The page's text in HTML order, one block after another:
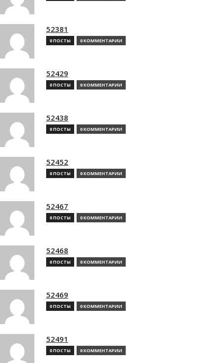
52381
0 ПОСТЫ 0 КОММЕНТАРИИ
52429
0 ПОСТЫ 0 КОММЕНТАРИИ
52438
0 ПОСТЫ 0 КОММЕНТАРИИ
52452
0 ПОСТЫ 0 КОММЕНТАРИИ
52467
0 ПОСТЫ 0 КОММЕНТАРИИ
52468
0 ПОСТЫ 0 КОММЕНТАРИИ
52469
0 ПОСТЫ 0 КОММЕНТАРИИ
52491
0 ПОСТЫ 0 КОММЕНТАРИИ